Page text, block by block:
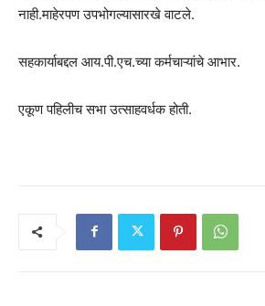
नाही.माहेरपण उपभोगल्यासारखे वाटले.
सहकार्याबद्दल आय.पी.एच.च्या कर्मचाऱ्यांचे आभार.
एकूण पहिलीच सभा उत्साहवर्धक होती.